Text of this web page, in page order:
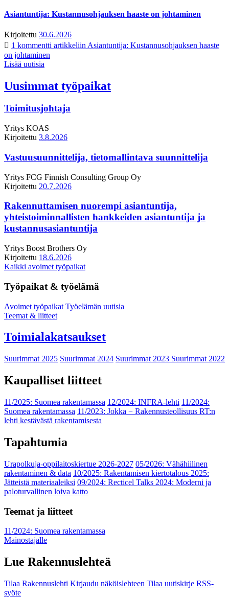
Asiantuntija: Kustannusohjauksen haaste on johtaminen
Kirjoitettu 30.6.2026
1 kommentti artikkeliin Asiantuntija: Kustannusohjauksen haaste
on johtaminen
Lisää uutisia
Uusimmat työpaikat
Toimitusjohtaja
Yritys KOAS
Kirjoitettu 3.8.2026
Vastuusuunnittelija, tietomallintava suunnittelija
Yritys FCG Finnish Consulting Group Oy
Kirjoitettu 20.7.2026
Rakennuttamisen nuorempi asiantuntija,
yhteistoiminnallisten hankkeiden asiantuntija ja
kustannusasiantuntija
Yritys Boost Brothers Oy
Kirjoitettu 18.6.2026
Kaikki avoimet työpaikat
Työpaikat & työelämä
Avoimet työpaikat Työelämän uutisia
Teemat & liitteet
Toimialakatsaukset
Suurimmat 2025 Suurimmat 2024 Suurimmat 2023 Suurimmat 2022
Kaupalliset liitteet
11/2025: Suomea rakentamassa 12/2024: INFRA-lehti 11/2024:
Suomea rakentamassa 11/2023: Jokka − Rakennusteollisuus RT:n
lehti kestävästä rakentamisesta
Tapahtumia
Urapolkuja-oppilaitoskiertue 2026-2027 05/2026: Vähähiilinen
rakentaminen & data 10/2025: Rakentamisen kiertotalous 2025:
Jätteistä materiaaleiksi 09/2024: Recticel Talks 2024: Moderni ja
paloturvallinen loiva katto
Teemat ja liitteet
11/2024: Suomea rakentamassa
Mainostajalle
Lue Rakennuslehteä
Tilaa Rakennuslehti Kirjaudu näköislehteen Tilaa uutiskirje RSS-
syöte